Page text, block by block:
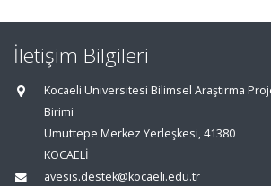
İletişim Bilgileri
Kocaeli Üniversitesi Bilimsel Araştırma
Birimi
Umuttepe Merkez Yerleşkesi, 41380
KOCAELİ
avesis.destek@kocaeli.edu.tr